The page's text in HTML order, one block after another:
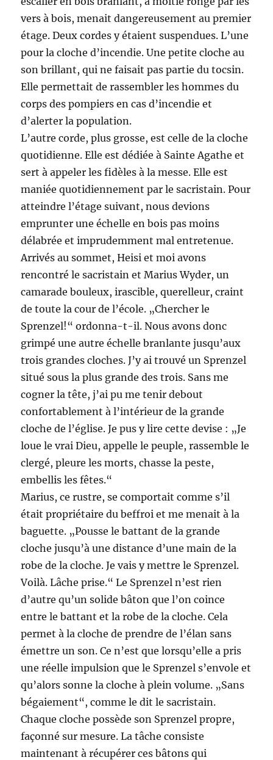
vers à bois, menait dangereusement au premier
étage. Deux cordes y étaient suspendues. L’une
pour la cloche d’incendie. Une petite cloche au
son brillant, qui ne faisait pas partie du tocsin.
Elle permettait de rassembler les hommes du
corps des pompiers en cas d’incendie et
d’alerter la population.
L’autre corde, plus grosse, est celle de la cloche
quotidienne. Elle est dédiée à Sainte Agathe et
sert à appeler les fidèles à la messe. Elle est
maniée quotidiennement par le sacristain. Pour
atteindre l’étage suivant, nous devions
emprunter une échelle en bois pas moins
délabrée et imprudemment mal entretenue.
Arrivés au sommet, Heisi et moi avons
rencontré le sacristain et Marius Wyder, un
camarade bouleux, irascible, querelleur, craint
de toute la cour de l’école. „Chercher le
Sprenzel!“ ordonna-t-il. Nous avons donc
grimpé une autre échelle branlante jusqu’aux
trois grandes cloches. J’y ai trouvé un Sprenzel
situé sous la plus grande des trois. Sans me
cogner la tête, j’ai pu me tenir debout
confortablement à l’intérieur de la grande
cloche de l’église. Je pus y lire cette devise : „Je
loue le vrai Dieu, appelle le peuple, rassemble le
clergé, pleure les morts, chasse la peste,
embellis les fêtes.“
Marius, ce rustre, se comportait comme s’il
était propriétaire du beffroi et me menait à la
baguette. „Pousse le battant de la grande
cloche jusqu’à une distance d’une main de la
robe de la cloche. Je vais y mettre le Sprenzel.
Voilà. Lâche prise.“ Le Sprenzel n’est rien
d’autre qu’un solide bâton que l’on coince
entre le battant et la robe de la cloche. Cela
permet à la cloche de prendre de l’élan sans
émettre un son. Ce n’est que lorsqu’elle a pris
une réelle impulsion que le Sprenzel s’envole et
qu’alors sonne la cloche à plein volume. „Sans
bégaiement“, comme le dit le sacristain.
Chaque cloche possède son Sprenzel propre,
façonné sur mesure. La tâche consiste
maintenant à récupérer ces bâtons qui